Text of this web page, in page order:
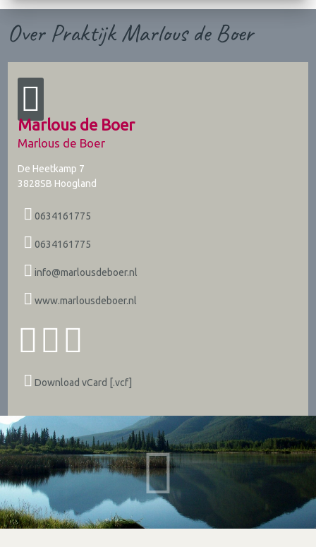
Over Praktijk Marlous de Boer
Marlous de Boer
Marlous de Boer
De Heetkamp 7
3828SB Hoogland
0634161775
0634161775
info@marlousdeboer.nl
www.marlousdeboer.nl
Download vCard [.vcf]